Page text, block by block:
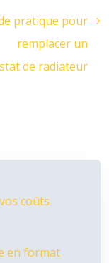
pratique pour
remplacer un
de radiateur
coûts
en format